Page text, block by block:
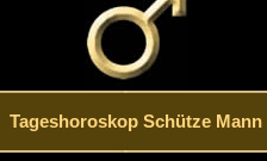
Tageshoroskop Schütze Mann